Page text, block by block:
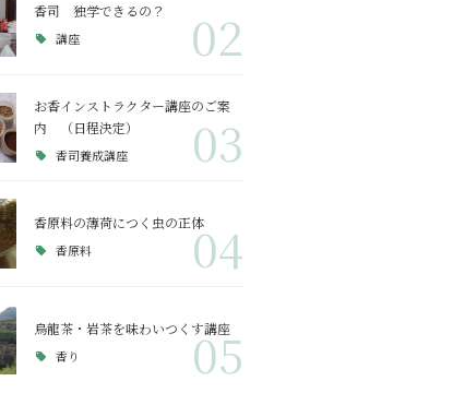
香司 独学できるの？
講座 02
お香インストラクター講座のご案
内 （日程決定）
香司養成講座 03
香原料の薄荷につく虫の正体
香原料 04
烏龍茶・岩茶を味わいつくす講座
香り 05